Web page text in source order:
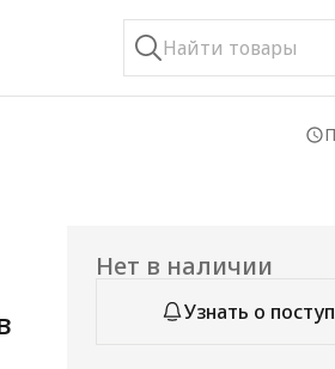
Нет в наличии
Узнать о